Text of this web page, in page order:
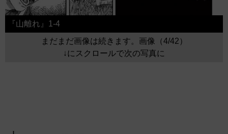
『山離れ』1-4
まだまだ画像は続きます。画像（4/42）
↓にスクロールで次の写真に